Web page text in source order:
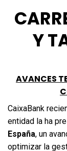
Y
AVANCES
CaixaBank
entidad la ha
España, un
optimizar la